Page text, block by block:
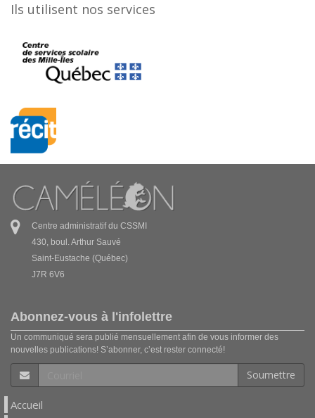
Ils utilisent nos services
Centre administratif du CSSMI
430, boul. Arthur Sauvé
Saint-Eustache (Québec)
J7R 6V6
Abonnez-vous à l'infolettre
Un communiqué sera publié mensuellement afin de vous informer des
nouvelles publications! S’abonner, c’est rester connecté!
Soumettre
Accueil